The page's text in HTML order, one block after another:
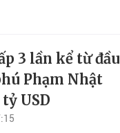
3 lần kể từ đầu
Phạm Nhật
USD